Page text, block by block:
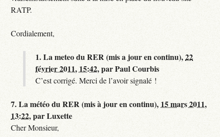
RATP.
Cordialement,
1.La meteo du RER (mis a jour en continu),22
février 2011, 15:42,parPaul Courbis
C’est corrigé. Merci de l’avoir signalé !
7.La météo du RER (mis à jour en continu), 15 mars 2011,
13:22,parLuxette
Cher Monsieur,